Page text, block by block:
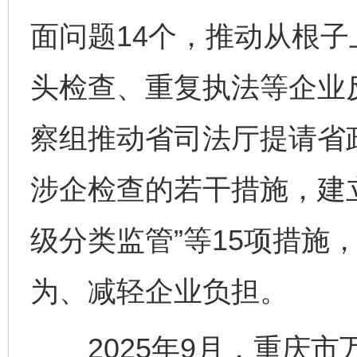
面问题14个，推动从根
头检查、重复执法等企
察组推动省司法厅提请
涉企检查的若干措施，建
级分类监管”等15项措施
为、减轻企业负担。
2025年9月，重庆市